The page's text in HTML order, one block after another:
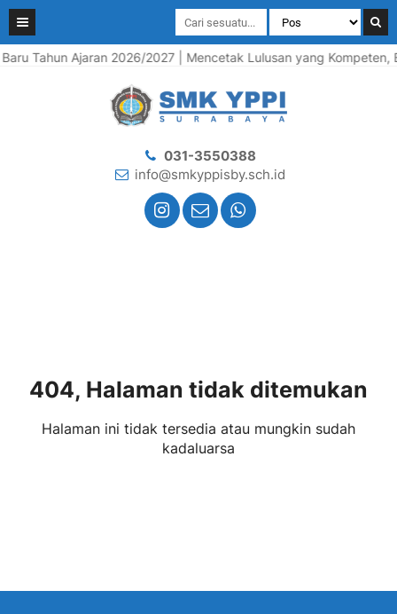
Tahun Ajaran 2026/2027 | Mencetak Lulusan yang Kompeten,
031-3550388
info@smkyppisby.sch.id
404, Halaman tidak ditemukan
Halaman ini tidak tersedia atau mungkin sudah
kadaluarsa